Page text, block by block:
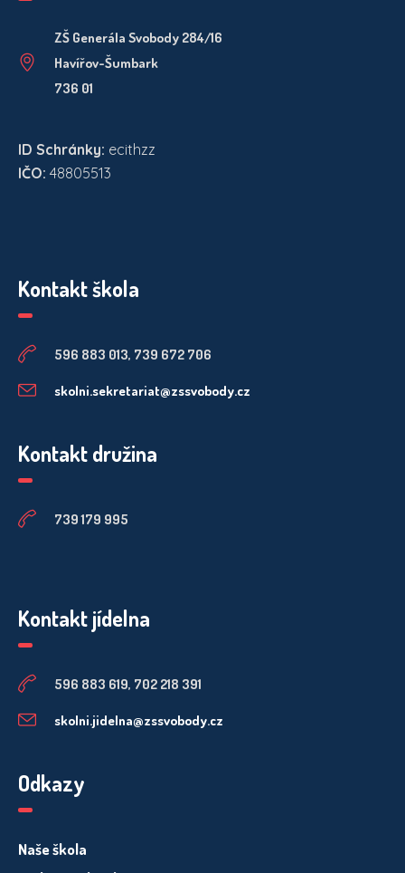
ZŠ Generála Svobody 284/16
Havířov-Šumbark
736 01
ID Schránky: ecithzz
IČO: 48805513
Kontakt škola
596 883 013, 739 672 706
skolni.sekretariat@zssvobody.cz
Kontakt družina
739 179 995
Kontakt jídelna
596 883 619, 702 218 391
skolni.jidelna@zssvobody.cz
Odkazy
Naše škola